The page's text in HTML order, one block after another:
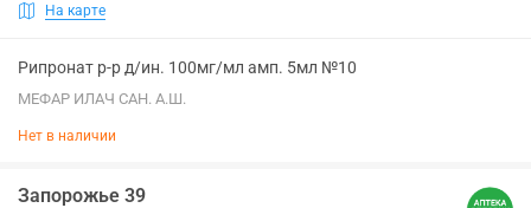
На карте
Рипронат р-р д/ин. 100мг/мл амп. 5мл №10
МЕФАР ИЛАЧ САН. А.Ш.
Нет в наличии
Запорожье 39